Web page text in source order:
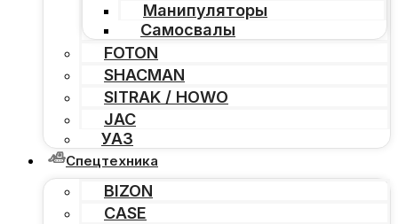
Манипуляторы
Самосвалы
FOTON
SHACMAN
SITRAK / HOWO
JAC
УАЗ
Спецтехника
BIZON
CASE